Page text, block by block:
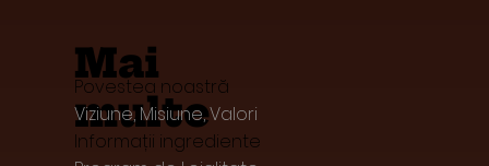
Mai
multe
Povestea noastră
Viziune, Misiune, Valori
Informații ingrediente